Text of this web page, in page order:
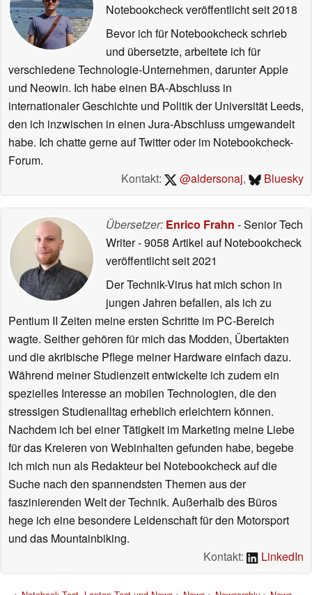
Notebookcheck veröffentlichtseit 2018
Bevor ich für Notebookcheck schrieb
und übersetzte, arbeitete ich für
verschiedene Technologie-Unternehmen, darunter Apple
und Neowin. Ich habe einen BA-Abschluss in
internationaler Geschichte und Politik der Universität Leeds,
den ich inzwischen in einen Jura-Abschluss umgewandelt
habe. Ich chatte gerne auf Twitter oder im Notebookcheck-
Forum.
Kontakt:
@aldersonaj, Bluesky
Übersetzer: Enrico Frahn - Senior Tech
Writer- 9058 Artikel auf Notebookcheck
veröffentlichtseit 2021
Der Technik-Virus hat mich schon in
jungen Jahren befallen, als ich zu
Pentium II Zeiten meine ersten Schritte im PC-Bereich
wagte. Seither gehören für mich das Modden, Übertakten
und die akribische Pflege meiner Hardware einfach dazu.
Während meiner Studienzeit entwickelte ich zudem ein
spezielles Interesse an mobilen Technologien, die den
stressigen Studienalltag erheblich erleichtern können.
Nachdem ich bei einer Tätigkeit im Marketing meine Liebe
für das Kreieren von Webinhalten gefunden habe, begebe
ich mich nun als Redakteur bei Notebookcheck auf die
Suche nach den spannendsten Themen aus der
faszinierenden Welt der Technik. Außerhalb des Büros
hege ich eine besondere Leidenschaft für den Motorsport
und das Mountainbiking.
Kontakt:
LinkedIn